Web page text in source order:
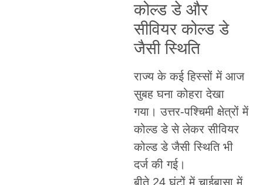
कोल्ड डे और
सीवियर कोल्ड डे
जैसी स्थिति
राज्य के कई हिस्सों में आज
सुबह घना कोहरा देखा
गया। उत्तर-पश्चिमी क्षेत्रों में
कोल्ड डे से लेकर सीवियर
कोल्ड डे जैसी स्थिति भी
दर्ज की गई।
बीते 24 घंटों में चाईबासा में